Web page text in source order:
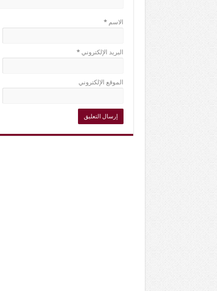
الاسم*
البريد الإلكتروني*
الموقع الإلكتروني